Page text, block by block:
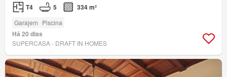
T4 5 334 m²
Garajem Piscina
Há 20 dias
SUPERCASA - DRAFT IN HOMES